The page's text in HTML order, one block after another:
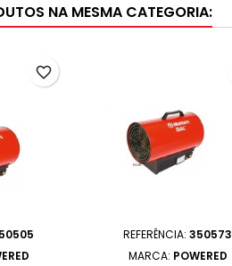
NA MESMA CATEGORIA:
favorite_border
REFERÊNCIA: 350573
MARCA: POWERED